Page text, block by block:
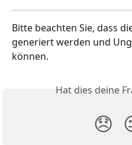
Bitte beachten Sie, dass
generiert werden und
können.
Hat dies deine
😞